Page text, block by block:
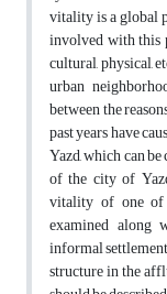
vitality is a global
involved with this
cultural, physical,
urban
between the
past years have
Yazd, which can
of the city of
vitality of one of
examined along
informal
structure in the